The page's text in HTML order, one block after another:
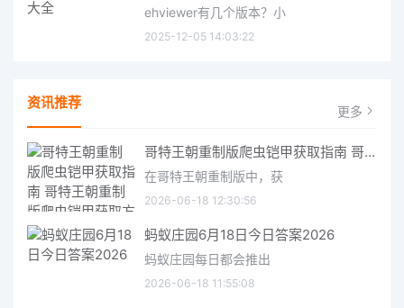
ehviewer有几个版本？小
2025-12-05 14:03:22
资讯推荐 更多
哥特王朝重制版爬虫铠甲获取指南 哥特王朝重制版爬虫铠甲获取方法
在哥特王朝重制版中，获
2026-06-18 12:30:56
蚂蚁庄园6月18日今日答案2026
蚂蚁庄园每日都会推出
2026-06-18 11:55:08